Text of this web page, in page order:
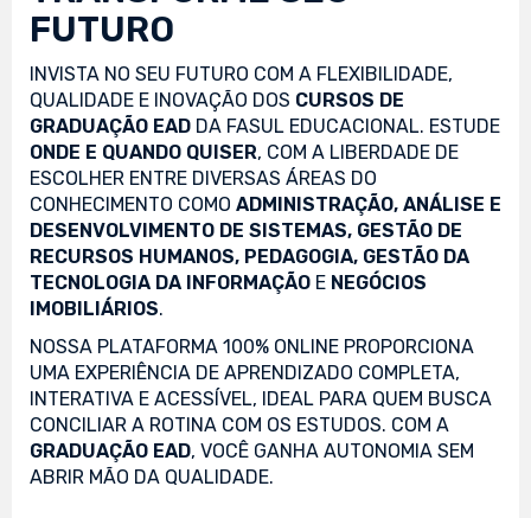
FUTURO
INVISTA NO SEU FUTURO COM A FLEXIBILIDADE,
QUALIDADE E INOVAÇÃO DOS CURSOS DE
GRADUAÇÃO EAD DA FASUL EDUCACIONAL. ESTUDE
ONDE E QUANDO QUISER, COM A LIBERDADE DE
ESCOLHER ENTRE DIVERSAS ÁREAS DO
CONHECIMENTO COMO ADMINISTRAÇÃO, ANÁLISE E
DESENVOLVIMENTO DE SISTEMAS, GESTÃO DE
RECURSOS HUMANOS, PEDAGOGIA, GESTÃO DA
TECNOLOGIA DA INFORMAÇÃO E NEGÓCIOS
IMOBILIÁRIOS.
NOSSA PLATAFORMA 100% ONLINE PROPORCIONA
UMA EXPERIÊNCIA DE APRENDIZADO COMPLETA,
INTERATIVA E ACESSÍVEL, IDEAL PARA QUEM BUSCA
CONCILIAR A ROTINA COM OS ESTUDOS. COM A
GRADUAÇÃO EAD, VOCÊ GANHA AUTONOMIA SEM
ABRIR MÃO DA QUALIDADE.